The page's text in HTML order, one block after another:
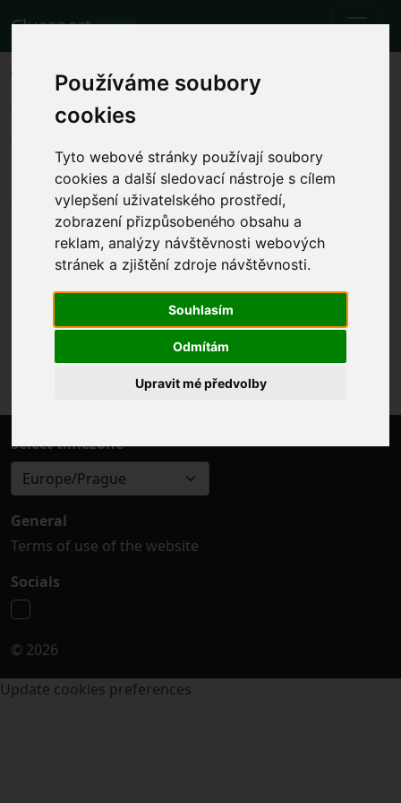
Používáme soubory
cookies
Tyto webové stránky používají soubory
cookies a další sledovací nástroje s cílem
vylepšení uživatelského prostředí,
zobrazení přizpůsobeného obsahu a
reklam, analýzy návštěvnosti webových
stránek a zjištění zdroje návštěvnosti.
Souhlasím
Odmítám
Upravit mé předvolby
Cluesport BETA
The best airfare and tickets for
the Atletico Madrid vs Mallorca
football match.
Fixtures 26.11.2023 Atletico Madrid - Mallorca
Show local match time
Sun 26.11.2023 time will be determined
Estádio Cívitas Metropolitano, Madrid
(Spain)
La Liga
The event has already happened. However, you can
try another event.
Select timezone
Europe/Prague
General
Terms of use of the website
Socials
© 2026
Update cookies preferences